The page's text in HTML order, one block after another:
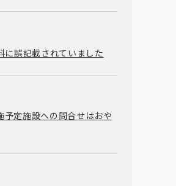
に誤記載されていました
予定施設への問合せはおや